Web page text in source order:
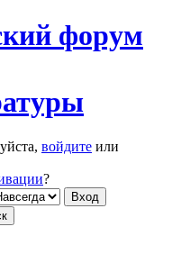
форум
войдите или
?